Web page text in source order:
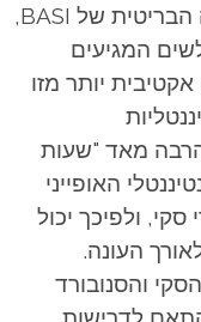
שיטת ההדרכה מבוססת על השיטה הבריטית של BASI,
המגיעים
יותר מזו
מאד "שעות
האופייני
ולפיכך יכול
העונה.
והסנובורד